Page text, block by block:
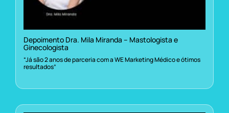
Depoimento Dra. Mila Miranda – Mastologista e
Ginecologista
“Já são 2 anos de parceria com a WE Marketing Médico e ótimos
resultados”